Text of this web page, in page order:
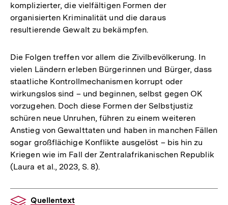
Auflösung
der
Fußnote
komplizierter, die vielfältigen Formen der
organisierten Kriminalität und die daraus
resultierende Gewalt zu bekämpfen.
Die Folgen treffen vor allem die Zivilbevölkerung. In
vielen Ländern erleben Bürgerinnen und Bürger, dass
staatliche Kontrollmechanismen korrupt oder
wirkungslos sind – und beginnen, selbst gegen OK
vorzugehen. Doch diese Formen der Selbstjustiz
schüren neue Unruhen, führen zu einem weiteren
Anstieg von Gewalttaten und haben in manchen Fällen
sogar großflächige Konflikte ausgelöst – bis hin zu
Kriegen wie im Fall der Zentralafrikanischen Republik
(Laura et al., 2023, S. 8).
Quellentext